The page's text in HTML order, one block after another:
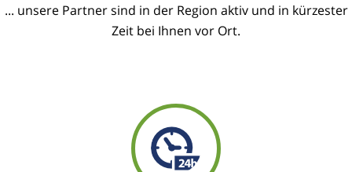
... unsere Partner sind in der Region aktiv und in kürzester
Zeit bei Ihnen vor Ort.